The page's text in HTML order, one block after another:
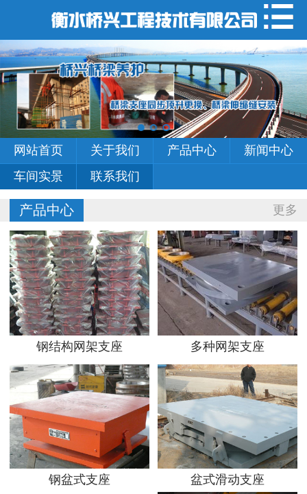
网站首页
关于我们
产品中心
新闻中心
车间实景
联系我们
网站首页 关于我们 产品中心
新闻中心
车间实景
联系我们
更多
产品中心
钢结构网架支座 多种网架支座
钢盆式支座 盆式滑动支座